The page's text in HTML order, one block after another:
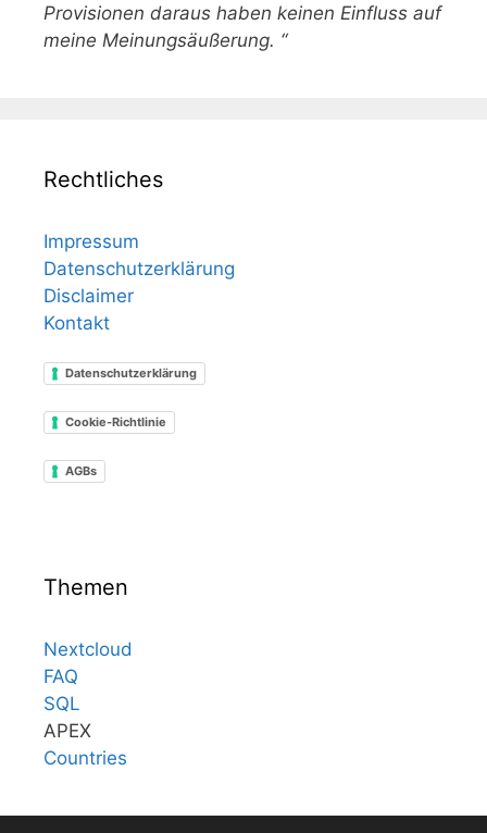
Provisionen daraus haben keinen Einfluss auf
meine Meinungsäußerung. “
Rechtliches
Impressum
Datenschutzerklärung
Disclaimer
Kontakt
Datenschutzerklärung
Cookie-Richtlinie
AGBs
Themen
Nextcloud
FAQ
SQL
APEX
Countries